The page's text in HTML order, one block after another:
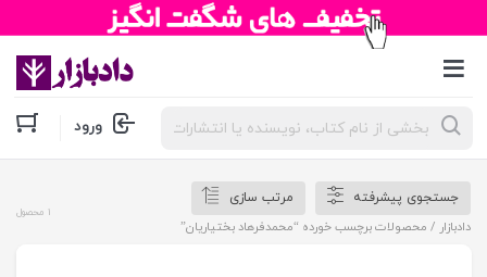
جستجوی
محصولات ورود
جستجوی پیشرفته
مرتب سازی
دادبازار / محصولات برچسب خورده “محمدفرهاد بختیاریان”
1 محصول